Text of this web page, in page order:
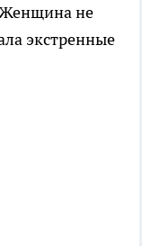
Женщина не
экстренные